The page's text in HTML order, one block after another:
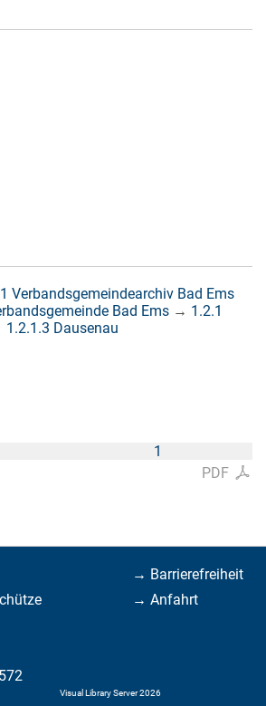
1 Verbandsgemeindearchiv Bad Ems
Bad Ems → 1.2.1
1.2.1.3 Dausenau
1
PDF
→ Barrierefreiheit
→ Anfahrt
Visual Library Server 2026